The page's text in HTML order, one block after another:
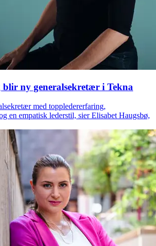
ny generalsekretær i Tekna
med toppledererfaring,
en empatisk lederstil, sier Elisabet Haugsbø,